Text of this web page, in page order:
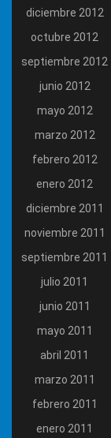
diciembre 2012
octubre 2012
septiembre 2012
junio 2012
mayo 2012
marzo 2012
febrero 2012
enero 2012
diciembre 2011
noviembre 2011
septiembre 2011
julio 2011
junio 2011
mayo 2011
abril 2011
marzo 2011
febrero 2011
enero 2011